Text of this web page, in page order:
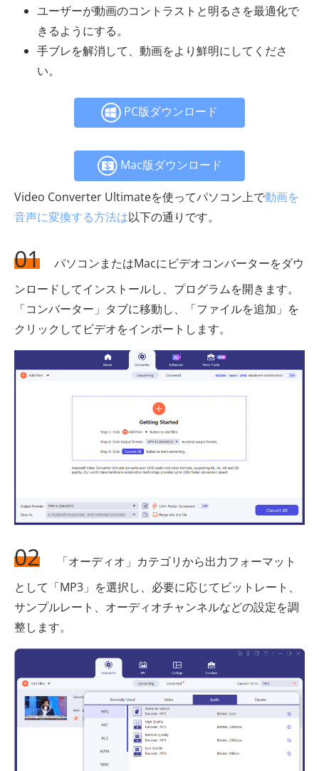
ユーザーが動画のコントラストと明るさを最適化で
きるようにする。
手ブレを解消して、動画をより鮮明にしてくださ
い。
PC版ダウンロード
Mac版ダウンロード
Video Converter Ultimateを使ってパソコン上で動画を
音声に変換する方法は以下の通りです。
01
パソコンまたはMacにビデオコンバーターをダウ
ンロードしてインストールし、プログラムを開きます。
「コンバーター」タブに移動し、「ファイルを追加」を
クリックしてビデオをインポートします。
02
「オーディオ」カテゴリから出力フォーマット
として「MP3」を選択し、必要に応じてビットレート、
サンプルレート、オーディオチャンネルなどの設定を調
整します。